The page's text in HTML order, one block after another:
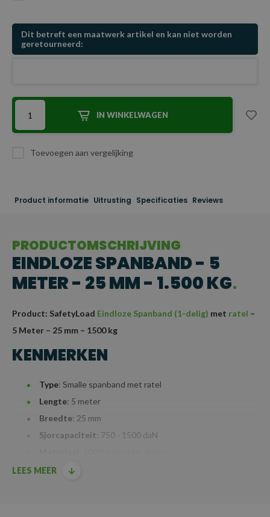
Dit betreft een maatwerk artikel en kan niet worden
geretourneerd:
IN WINKELWAGEN
Toevoegen aan vergelijking
Product informatie Uitrusting Specificaties Reviews
PRODUCTOMSCHRIJVING
EINDLOZE SPANBAND - 5
METER - 25 MM - 1.500 KG
Product: SafetyLoad Eindloze Spanband (1-delig) met ratel –
5 Meter – 25 mm – 1500 kg
KENMERKEN
Type: Smalle spanband met ratel
Lengte: 5 meter
Breedte: 25 mm
Sjorcapaciteit: 750 - 1500 daN
Mechanisme
LEES MEER